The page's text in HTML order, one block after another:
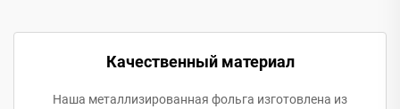
Качественный материал
Наша металлизированная фольга изготовлена из